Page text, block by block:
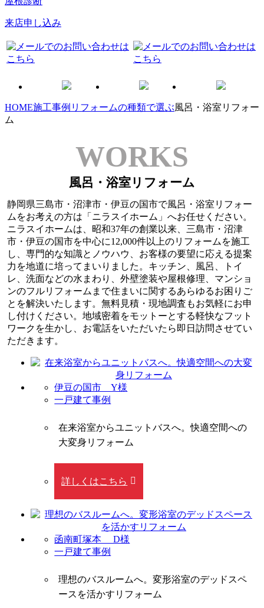
来店申し込み
HOME施工事例 リフォームの種類で選ぶ風呂・浴室リフォー
ム
WORKS
風呂・浴室リフォーム
静岡県三島市・沼津市・伊豆の国市で風呂・浴室リフォー
ムをお考えの方は「ニラスイホーム」へお任せください。
ニラスイホームは、昭和37年の創業以来、三島市・沼津
市・伊豆の国市を中心に12,000件以上のリフォームを施工
し、専門的な知識とノウハウ、お客様の要望に応える提案
力を地道に培ってまいりました。キッチン、風呂、トイ
レ、洗面などの水まわり、外壁塗装や屋根修理、マンショ
ンのフルリフォームまで住まいに関するあらゆるお困りご
とを解決いたします。無料見積・現地調査もお気軽にお申
し付けください。地域密着をモットーとする軽快なフット
ワークを生かし、お電話をいただいたら即日訪問させてい
ただきます。
伊豆の国市 Y様
一戸建て事例
在来浴室からユニットバスへ。快適空間への
大変身リフォーム
詳しくはこちら
函南町塚本 D様
一戸建て事例
理想のバスルームへ。変形浴室のデッドスペ
ースを活かすリフォーム